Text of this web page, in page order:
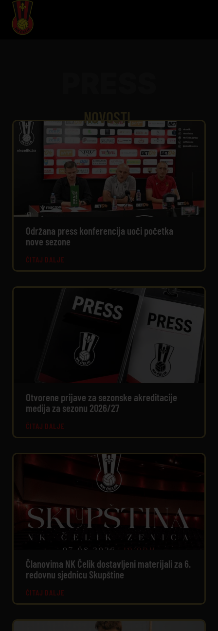
NOVOSTI
Održana press konferencija uoči početka
nove sezone
ČITAJ DALJE
Otvorene prijave za sezonske akreditacije
medija za sezonu 2026/27
ČITAJ DALJE
Članovima NK Čelik dostavljeni materijali za 6.
redovnu sjednicu Skupštine
ČITAJ DALJE